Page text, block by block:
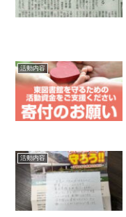
活動内容
活動内容